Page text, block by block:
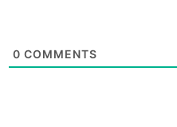
0 COMMENTS